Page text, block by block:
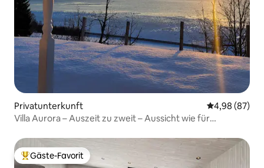
Privatunterkunft
4,98 (87)
Villa Aurora – Auszeit zu zweit – Aussicht wie für
Beliebter Gäste-Favorit.
Gäste-Favorit